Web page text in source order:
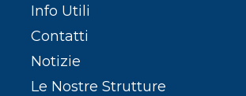
Info Utili
Contatti
Notizie
Le Nostre Strutture